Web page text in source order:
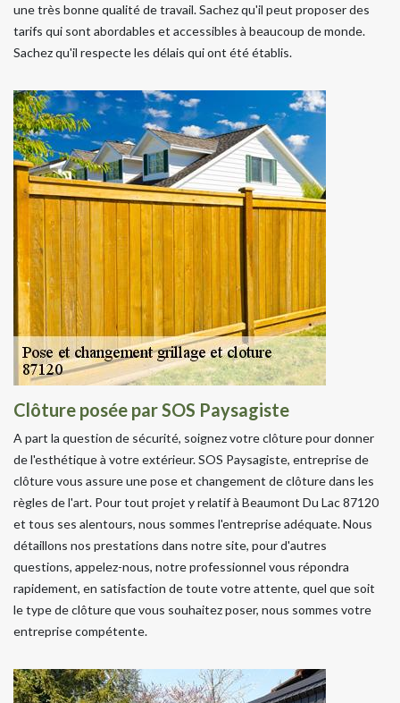
une très bonne qualité de travail. Sachez qu'il peut proposer des
tarifs qui sont abordables et accessibles à beaucoup de monde.
Sachez qu'il respecte les délais qui ont été établis.
Clôture posée par SOS Paysagiste
A part la question de sécurité, soignez votre clôture pour donner
de l'esthétique à votre extérieur. SOS Paysagiste, entreprise de
clôture vous assure une pose et changement de clôture dans les
règles de l'art. Pour tout projet y relatif à Beaumont Du Lac 87120
et tous ses alentours, nous sommes l'entreprise adéquate. Nous
détaillons nos prestations dans notre site, pour d'autres
questions, appelez-nous, notre professionnel vous répondra
rapidement, en satisfaction de toute votre attente, quel que soit
le type de clôture que vous souhaitez poser, nous sommes votre
entreprise compétente.